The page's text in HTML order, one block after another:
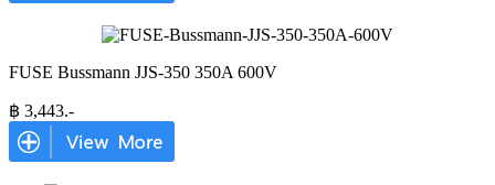
FUSE Bussmann JJS-350 350A 600V
฿ 3,443.-